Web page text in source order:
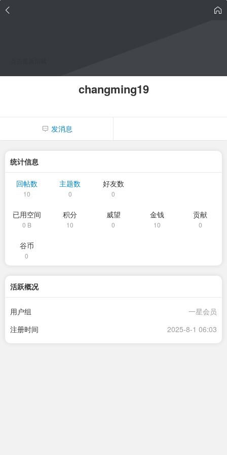
changming19
发消息
统计信息
回帖数
10
主题数
0
好友数
0
已用空间
0 B
积分
10
威望
0
金钱
10
贡献
0
谷币
0
活跃概况
用户组
一星会员
注册时间
2025-8-1 06:03